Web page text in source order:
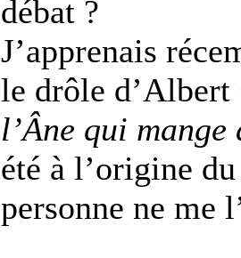
débat ?
J’apprenais
le drôle d’Albert
l’Âne qui mange
été à l’origine
personne ne me